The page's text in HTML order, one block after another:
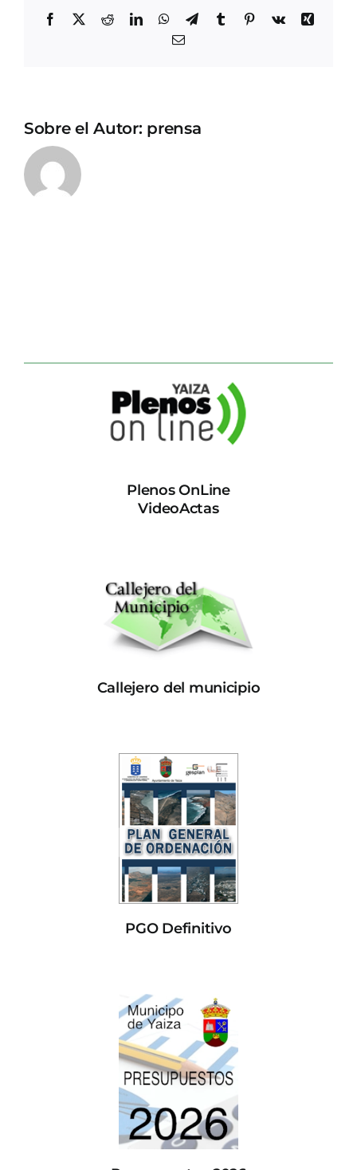
Facebook
X RedditLinkedInWhatsApp
TelegramTumblrPinterest
Vk
Xing
Correo
Sobre el Autor: prensa
Plenos OnLine
VideoActas
Callejero del municipio
PGO Definitivo